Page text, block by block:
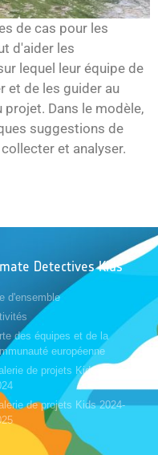
de cas pour les
d'aider les
lequel leur équipe de
et de les guider au
Dans le modèle,
suggestions de
et analyser.
Detectives Kids
d'ensemble
des équipes et de la
européenne
de projets Kids 2023-
de projets Kids 2024-